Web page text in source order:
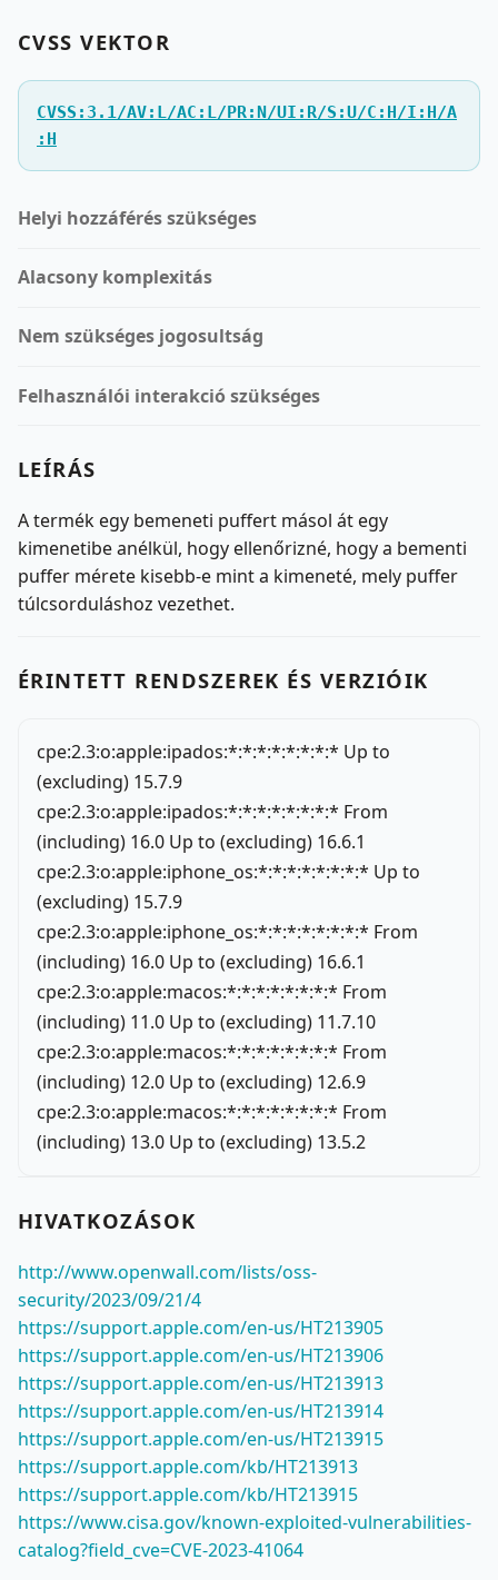
CVSS VEKTOR
CVSS:3.1/AV:L/AC:L/PR:N/UI:R/S:U/C:H/I:H/A
:H
Helyi hozzáférés szükséges
Alacsony komplexitás
Nem szükséges jogosultság
Felhasználói interakció szükséges
LEÍRÁS
A termék egy bemeneti puffert másol át egy
kimenetibe anélkül, hogy ellenőrizné, hogy a bementi
puffer mérete kisebb-e mint a kimeneté, mely puffer
túlcsorduláshoz vezethet.
ÉRINTETT RENDSZEREK ÉS VERZIÓIK
cpe:2.3:o:apple:ipados:*:*:*:*:*:*:*:* Up to
(excluding) 15.7.9
cpe:2.3:o:apple:ipados:*:*:*:*:*:*:*:* From
(including) 16.0 Up to (excluding) 16.6.1
cpe:2.3:o:apple:iphone_os:*:*:*:*:*:*:*:* Up to
(excluding) 15.7.9
cpe:2.3:o:apple:iphone_os:*:*:*:*:*:*:*:* From
(including) 16.0 Up to (excluding) 16.6.1
cpe:2.3:o:apple:macos:*:*:*:*:*:*:*:* From
(including) 11.0 Up to (excluding) 11.7.10
cpe:2.3:o:apple:macos:*:*:*:*:*:*:*:* From
(including) 12.0 Up to (excluding) 12.6.9
cpe:2.3:o:apple:macos:*:*:*:*:*:*:*:* From
(including) 13.0 Up to (excluding) 13.5.2
HIVATKOZÁSOK
http://www.openwall.com/lists/oss-
security/2023/09/21/4
https://support.apple.com/en-us/HT213905
https://support.apple.com/en-us/HT213906
https://support.apple.com/en-us/HT213913
https://support.apple.com/en-us/HT213914
https://support.apple.com/en-us/HT213915
https://support.apple.com/kb/HT213913
https://support.apple.com/kb/HT213915
https://www.cisa.gov/known-exploited-vulnerabilities-
catalog?field_cve=CVE-2023-41064